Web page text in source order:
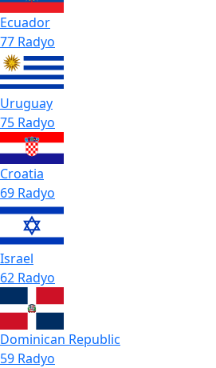
Ecuador
77 Radyo
Uruguay
75 Radyo
Croatia
69 Radyo
Israel
62 Radyo
Dominican Republic
59 Radyo